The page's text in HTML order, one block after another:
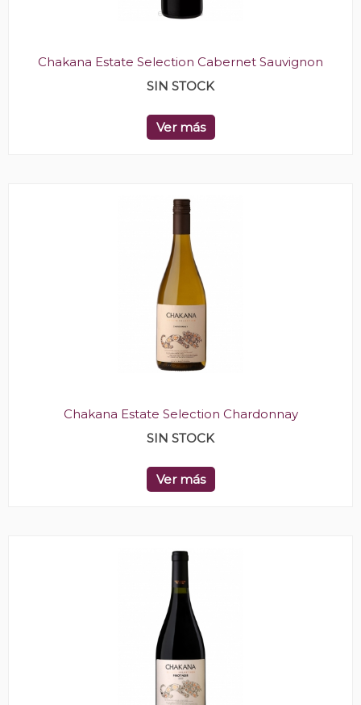
Chakana Estate Selection Cabernet Sauvignon
SIN STOCK
Ver más
Chakana Estate Selection Chardonnay
SIN STOCK
Ver más